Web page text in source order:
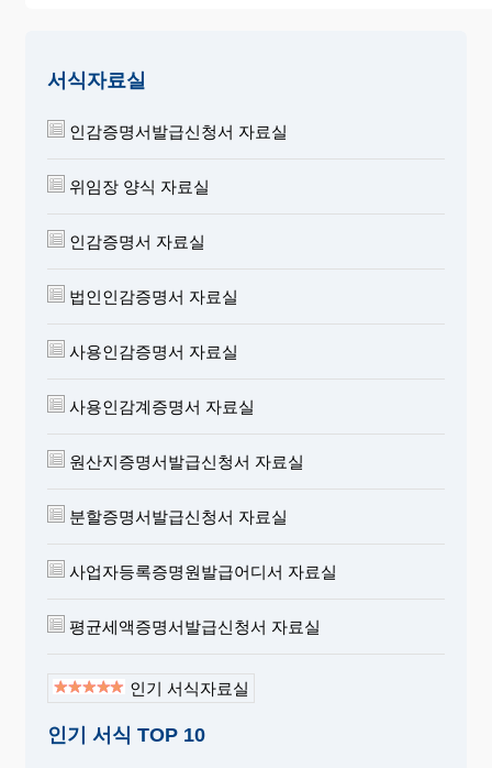
서식자료실
인감증명서발급신청서 자료실
위임장 양식 자료실
인감증명서 자료실
법인인감증명서 자료실
사용인감증명서 자료실
사용인감계증명서 자료실
원산지증명서발급신청서 자료실
분할증명서발급신청서 자료실
사업자등록증명원발급어디서 자료실
평균세액증명서발급신청서 자료실
인기 서식자료실
인기 서식 TOP 10